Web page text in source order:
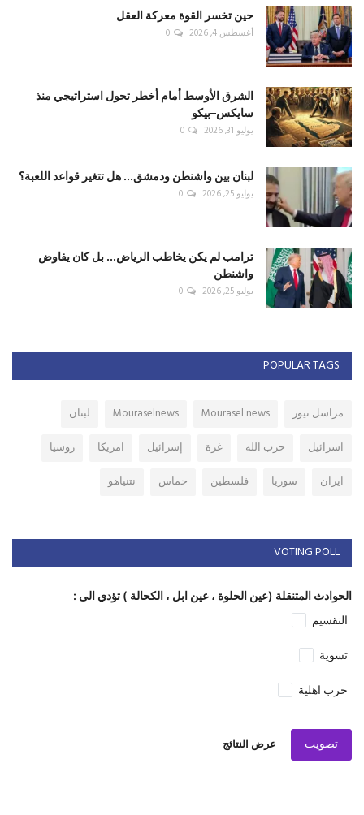
حين تخسر القوة معركة العقل
أغسطس 4, 2026 0
الشرق الأوسط أمام أخطر تحول استراتيجي منذ
سايكس–بيكو
يوليو 31, 2026 0
لبنان بين واشنطن ودمشق... هل تتغير قواعد اللعبة؟
يوليو 25, 2026 0
ترامب لم يكن يخاطب الرياض... بل كان يفاوض
واشنطن
يوليو 25, 2026 0
POPULAR TAGS
مراسل نيوز Mourasel news
Mouraselnews
لبنان
اسرائيل
حزب الله غزة إسرائيل امريكا
روسيا
ايران
سوريا فلسطين حماس نتنياهو
VOTING POLL
الحوادث المتنقلة (عين الحلوة ، عين ابل ، الكحالة ) تؤدي الى :
التقسيم
تسوية
حرب اهلية
تصويت عرض النتائج